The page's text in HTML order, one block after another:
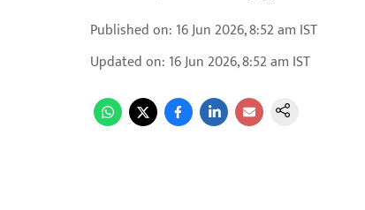
Published on: 16 Jun 2026, 8:52 am IST
Updated on: 16 Jun 2026, 8:52 am IST